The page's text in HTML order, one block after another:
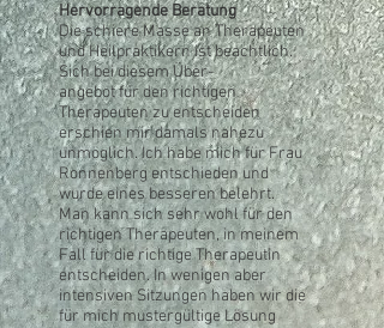
Hervorragende Beratung
Die schiere Masse an Therapeuten
und Heilpraktikern ist beachtlich.
Sich bei diesem Über-
angebot für den richtigen
Therapeuten zu entscheiden
erschien mir damals nahezu
unmöglich. Ich habe mich für Frau
Ronnenberg entschieden und
wurde eines besseren belehrt.
Man kann sich sehr wohl für den
richtigen Therapeuten, in meinem
Fall für die richtige Therapeutin
entscheiden. In wenigen aber
intensiven Sitzungen haben wir die
für mich mustergültige Lösung